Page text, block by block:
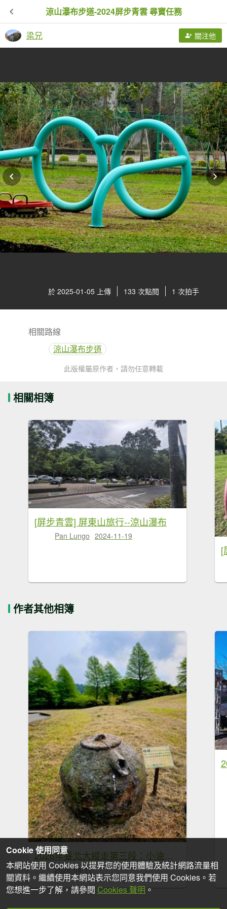
涼山瀑布步道-2024屏步青雲 尋寶任務
梁兄 關注他
於 2025-01-05 上傳 133 次點閱 1 次拍手
相關路線
涼山瀑布步道
此版權屬原作者，請勿任意轉載
相關相簿
[屏步青雲] 屏東山旅行--涼山瀑布
Pan Lungo 2024-11-19
作者其他相簿
2026年臺北大縱走第三段：小油坑至風櫃口
2026-04-17
Cookie 使用同意
本網站使用 Cookies 以提昇您的使用體驗及統計網路流量相
關資料。繼續使用本網站表示您同意我們使用 Cookies。若
您想進一步了解，請參閱 Cookies 聲明 。